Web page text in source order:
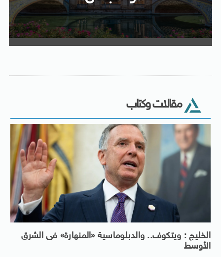
مقالات وكتاب
الخليج : ويتكوف.. والدبلوماسية «المنهارة» فى الشرق
الأوسط